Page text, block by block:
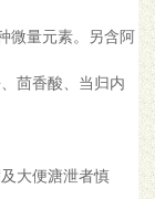
微量元素。另含阿
茴香酸、当归内
大便溏泄者慎